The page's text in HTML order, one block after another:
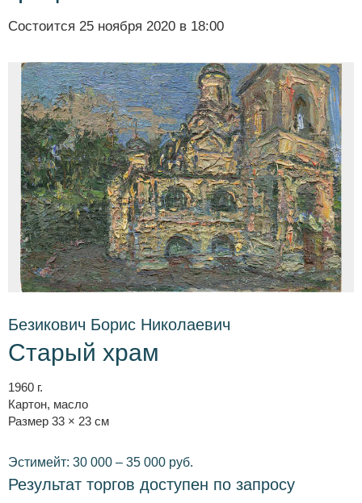
Состоится 25 ноября 2020 в 18:00
Безикович Борис Николаевич
Старый храм
1960 г.
Картон, масло
Размер 33 × 23 см
Эстимейт: 30 000 – 35 000 руб.
Результат торгов доступен по запросу